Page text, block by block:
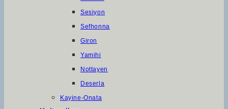
Sesiyon
Sefhonna
Giron
Yamihi
Nottayen
Deserla
Kayine-Onata